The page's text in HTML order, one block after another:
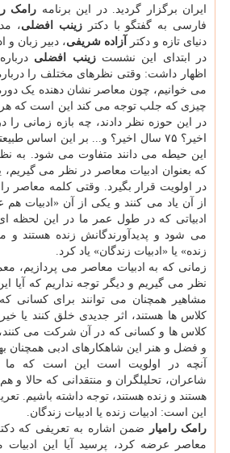
ایران برگزار گردید. در این برنامه رامک
فارسی به گفتگو با دکتر زینب افضلی،
دنیای تازه و دکتر
آزاده شریفی، دبیر زبان
در ابتدای این نشستزینب افضلی
اظهار داشت: وقتی نظرهای مختلف را
می خوانیم، چون معاصر نشان دهنده یک
چیزی که جلب توجه می کند این است که هر
در این حوزه نظر دادند، چه بازه زمانی
اخیر؟ ۷۵ سال اخیر؟ و... بر این اساس
این حیطه می دانند متفاوت می شود. به
که بعنوان ادبیات معاصر در نظر می
در اولویت قرار بگیرد. وقتی کلمه معاصر را
از آن یاد می کنند و یکی از آن «ادبیات
ادبیاتی که در طول عمر ما در این لحظه
می شود و پدیدآورندگانش زنده هستند و
زنده» یا «ادبیات زندگان» یاد کرد.
زمانی که به ادبیات معاصر می پردازیم،
نظر می گیریم و دیگر توجه نداریم که آیا
مشاهیر همچنان می توانند برای کسانی
کلاس ها هستند، اثر جدیدی خلق کنند یا
کلاس ها و کسانی که در آن شرکت می کنند،
و فضل و هنر این شاهکارهای ادبی همچنان
آنچه در اولویت است این است که ما به
شاعران، تحلیلگران و منتقدانی که حالا و
هستند و زنده هستند، توجه داشته باشیم.
این است: ادبیات زنده یا ادبیات زندگان.
رامک رامیار
ضمن اشاره به تعریفی که
معاصر عرضه کرد، پرسید آیا این ادبیات